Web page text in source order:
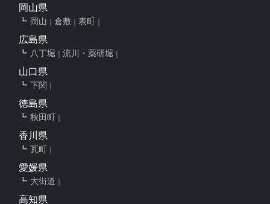
岡山県
岡山 倉敷 表町
広島県
八丁堀 流川・薬研堀
山口県
下関
徳島県
秋田町
香川県
瓦町
愛媛県
大街道
高知県